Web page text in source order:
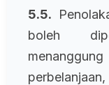
5.5.
boleh